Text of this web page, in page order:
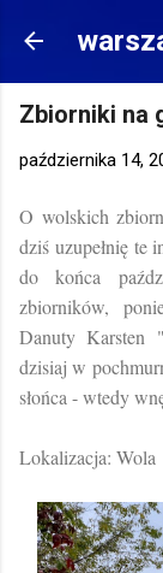
Zbiorniki na
października 14,
O wolskich
dziś uzupełnię te
do końca
zbiorników,
Danuty Karsten
dzisiaj w
słońca - wtedy
Lokalizacja: Wola